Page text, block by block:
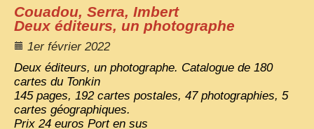
Couadou, Serra, Imbert
Deux éditeurs, un photographe
1er février 2022
Deux éditeurs, un photographe. Catalogue de 180
cartes du Tonkin
145 pages, 192 cartes postales, 47 photographies, 5
cartes géographiques.
Prix 24 euros Port en sus